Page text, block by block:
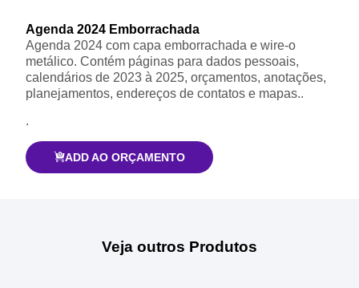
Agenda 2024 Emborrachada
Agenda 2024 com capa emborrachada e wire-o
metálico. Contém páginas para dados pessoais,
calendários de 2023 à 2025, orçamentos, anotações,
planejamentos, endereços de contatos e mapas..
.
ADD AO ORÇAMENTO
Veja outros Produtos